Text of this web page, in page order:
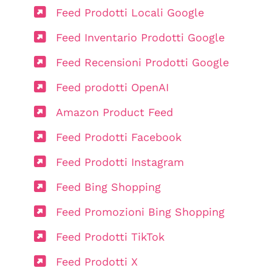
Feed Prodotti Locali Google
Feed Inventario Prodotti Google
Feed Recensioni Prodotti Google
Feed prodotti OpenAI
Amazon Product Feed
Feed Prodotti Facebook
Feed Prodotti Instagram
Feed Bing Shopping
Feed Promozioni Bing Shopping
Feed Prodotti TikTok
Feed Prodotti X